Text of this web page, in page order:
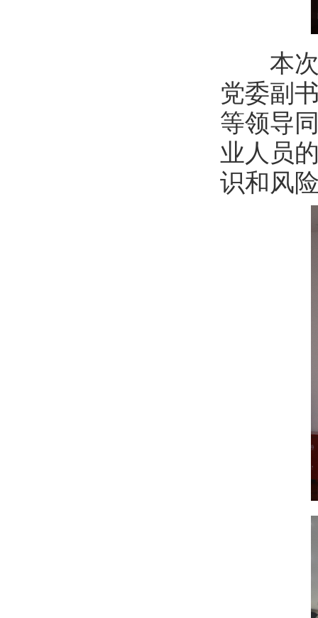
本次
党委副
等领导
业人员
识和风